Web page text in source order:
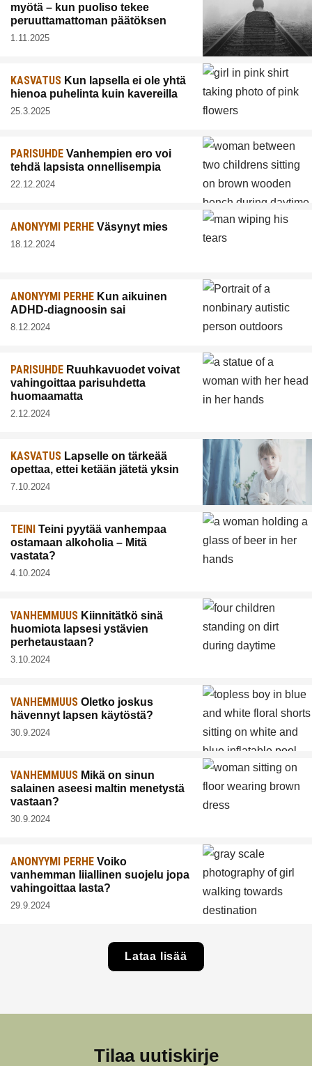
myötä – kun puoliso tekee
peruuttamattoman päätöksen
1.11.2025
KASVATUS Kun lapsella ei ole yhtä
hienoa puhelinta kuin kavereilla
25.3.2025
PARISUHDE Vanhempien ero voi
tehdä lapsista onnellisempia
22.12.2024
ANONYYMI PERHE Väsynyt mies
18.12.2024
ANONYYMI PERHE Kun aikuinen
ADHD-diagnoosin sai
8.12.2024
PARISUHDE Ruuhkavuodet voivat
vahingoittaa parisuhdetta
huomaamatta
2.12.2024
KASVATUS Lapselle on tärkeää
opettaa, ettei ketään jätetä yksin
7.10.2024
TEINI Teini pyytää vanhempaa
ostamaan alkoholia – Mitä
vastata?
4.10.2024
VANHEMMUUS Kiinnitätkö sinä
huomiota lapsesi ystävien
perhetaustaan?
3.10.2024
VANHEMMUUS Oletko joskus
hävennyt lapsen käytöstä?
30.9.2024
VANHEMMUUS Mikä on sinun
salainen aseesi maltin menetystä
vastaan?
30.9.2024
ANONYYMI PERHE Voiko
vanhemman liiallinen suojelu jopa
vahingoittaa lasta?
29.9.2024
Lataa lisää
Tilaa uutiskirje